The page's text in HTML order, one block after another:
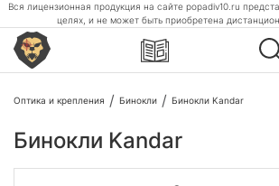
Вся лицензионная продукция на сайте popadiv10.ru
целях, и не может быть приобретена
Оптика и крепления Бинокли Бинокли Kandar
Бинокли Kandar